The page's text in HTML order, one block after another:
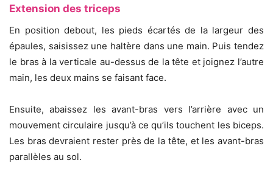
Extension des triceps
En position debout, les pieds écartés de la largeur des
épaules, saisissez une haltère dans une main. Puis tendez
le bras à la verticale au-dessus de la tête et joignez l’autre
main, les deux mains se faisant face.
Ensuite, abaissez les avant-bras vers l’arrière avec un
mouvement circulaire jusqu’à ce qu’ils touchent les biceps.
Les bras devraient rester près de la tête, et les avant-bras
parallèles au sol.